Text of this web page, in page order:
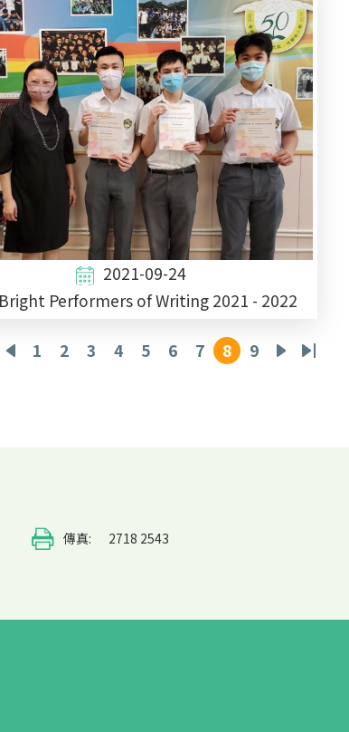
2021-09-24
Performers of Writing 2021 - 2022
Previous
頁
1
頁
2
頁
3
頁
4
頁
5
頁
6
頁
7
目
8
頁
9
下
Last
傳真:
2718 2543